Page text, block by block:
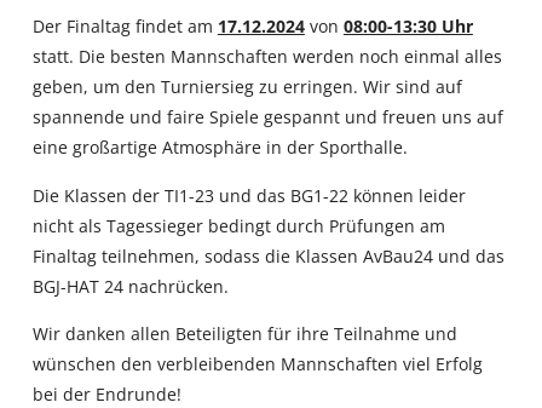
Der Finaltag findet am 17.12.2024von 08:00-13:30 Uhr
statt. Die besten Mannschaften werden noch einmal alles
geben, um den Turniersieg zu erringen. Wir sind auf
spannende und faire Spiele gespannt und freuen uns auf
eine großartige Atmosphäre in der Sporthalle.
Die Klassen der TI1-23 und das BG1-22 können leider
nicht als Tagessieger bedingt durch Prüfungen am
Finaltag teilnehmen, sodass die Klassen AvBau24 und das
BGJ-HAT 24 nachrücken.
Wir danken allen Beteiligten für ihre Teilnahme und
wünschen den verbleibenden Mannschaften viel Erfolg
bei der Endrunde!